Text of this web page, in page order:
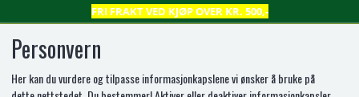
FRI FRAKT VED KJØP OVER KR. 500,-
0
Personvern
Her kan du vurdere og tilpasse informasjonkapslene vi ønsker å bruke på